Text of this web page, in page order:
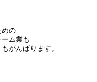
めの
ム業も
がんばります。